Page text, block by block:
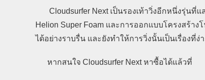
Cloudsurfer Next เป็นรองเท้าวิ่งอีกหนึ่งรุ่นที่แ
Helion Super Foam และการออกแบบโครงสร้า
ได้อย่างราบรื่น และยังทำให้การวิ่งนั้นเป็นเรื่องที่ง่
หากสนใจ Cloudsurfer Next หาซื้อได้แล้วที่